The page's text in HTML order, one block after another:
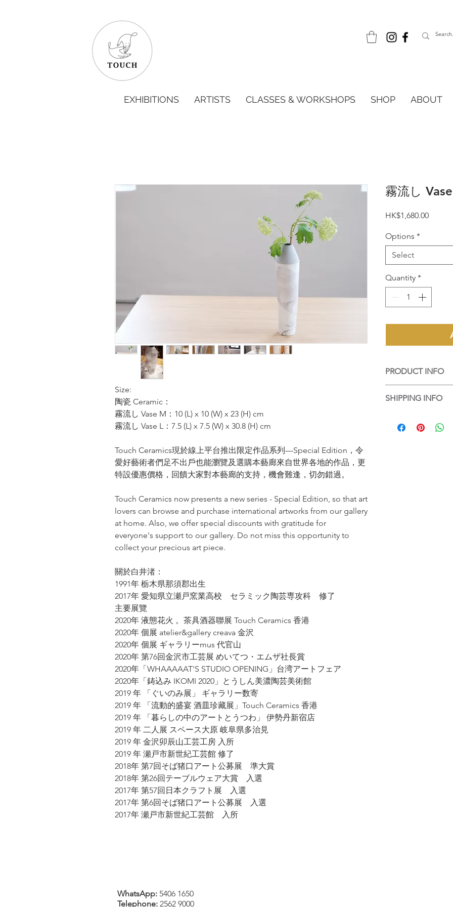
EXHIBITIONS ARTISTS CLASSES & WORKSHOPS SHOP ABOUT
Size:
陶瓷 Ceramic：
霧流し Vase M：10 (L) x 10 (W) x 23 (H) cm
霧流し Vase L：7.5 (L) x 7.5 (W) x 30.8 (H) cm
Touch Ceramics現於線上平台推出限定作品系列—Special Edition，令
愛好藝術者們足不出戶也能瀏覽及選購本藝廊來自世界各地的作品，更
特設優惠價格，回饋大家對本藝廊的支持，機會難逢，切勿錯過。
Touch Ceramics now presents a new series - Special Edition, so that art
lovers can browse and purchase international artworks from our gallery
at home. Also, we offer special discounts with gratitude for
everyone's support to our gallery. Do not miss this opportunity to
collect your precious art piece.
關於白井渚：
1991年 栃木県那須郡出生
2017年 愛知県立瀬戸窯業高校 セラミック陶芸専攻科 修了
主要展覽
2020年 液態花火 。茶具酒器聯展 Touch Ceramics 香港
2020年 個展 atelier&gallery creava 金沢
2020年 個展 ギャラリーmus 代官山
2020年 第76回金沢市工芸展 めいてつ・エムザ社長賞
2020年「WHAAAAAT'S STUDIO OPENING」台湾アートフェア
2020年「鋳込み IKOMI 2020」とうしん美濃陶芸美術館
2019 年 「ぐいのみ展」 ギャラリー数寄
2019 年 「流動的盛宴 酒皿珍藏展」Touch Ceramics 香港
2019 年 「暮らしの中のアートとうつわ」 伊勢丹新宿店
2019 年 二人展 スペース大原 岐阜県多治見
2019 年 金沢卯辰山工芸工房 入所
2019 年 瀬戸市新世紀工芸館 修了
2018年 第7回そば猪口アート公募展 準大賞
2018年 第26回テーブルウェア大賞 入選
2017年 第57回日本クラフト展 入選
2017年 第6回そば猪口アート公募展 入選
2017年 瀬戸市新世紀工芸館 入所
霧流し Vase
HK$1,680.00Price
Options *
Select
Quantity *
PRODUCT INFO
個都是陶藝家的心血
difference on its
by artist's great
SHIPPING INFO
品包好，並以順豐送
WhatsApp: 5406 1650
Telephone: 2562 9000